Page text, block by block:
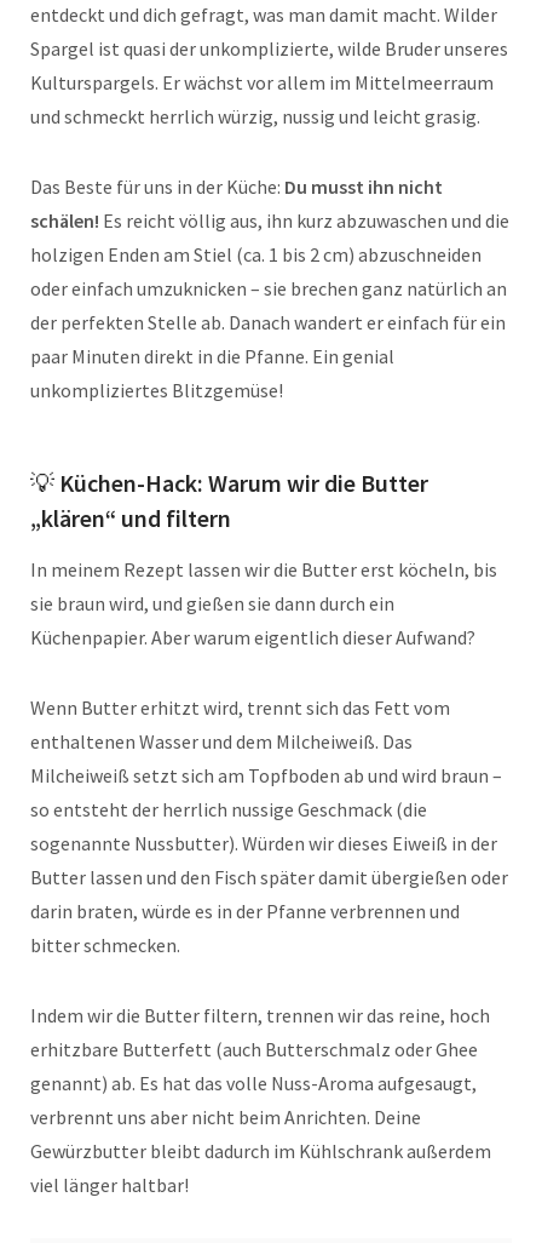
entdeckt und dich gefragt, was man damit macht. Wilder
Spargel ist quasi der unkomplizierte, wilde Bruder unseres
Kulturspargels. Er wächst vor allem im Mittelmeerraum
und schmeckt herrlich würzig, nussig und leicht grasig.
Das Beste für uns in der Küche: Du musst ihn nicht
schälen! Es reicht völlig aus, ihn kurz abzuwaschen und die
holzigen Enden am Stiel (ca. 1 bis 2 cm) abzuschneiden
oder einfach umzuknicken – sie brechen ganz natürlich an
der perfekten Stelle ab. Danach wandert er einfach für ein
paar Minuten direkt in die Pfanne. Ein genial
unkompliziertes Blitzgemüse!
💡 Küchen-Hack: Warum wir die Butter
„klären“ und filtern
In meinem Rezept lassen wir die Butter erst köcheln, bis
sie braun wird, und gießen sie dann durch ein
Küchenpapier. Aber warum eigentlich dieser Aufwand?
Wenn Butter erhitzt wird, trennt sich das Fett vom
enthaltenen Wasser und dem Milcheiweiß. Das
Milcheiweiß setzt sich am Topfboden ab und wird braun –
so entsteht der herrlich nussige Geschmack (die
sogenannte Nussbutter). Würden wir dieses Eiweiß in der
Butter lassen und den Fisch später damit übergießen oder
darin braten, würde es in der Pfanne verbrennen und
bitter schmecken.
Indem wir die Butter filtern, trennen wir das reine, hoch
erhitzbare Butterfett (auch Butterschmalz oder Ghee
genannt) ab. Es hat das volle Nuss-Aroma aufgesaugt,
verbrennt uns aber nicht beim Anrichten. Deine
Gewürzbutter bleibt dadurch im Kühlschrank außerdem
viel länger haltbar!